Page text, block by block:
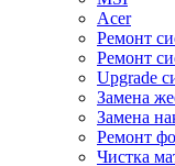
Acer
Ремонт
Ремонт
Upgrade
Замена
Замена
Ремонт
Чистка